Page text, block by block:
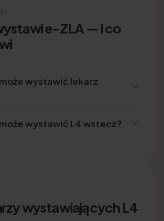
e-ZLA — i co
wystawić lekarz
wystawić L4 wstecz?
wystawiających L4